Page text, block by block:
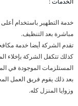
خدمة التطهير باستخدام
مباشرة بعد التنظيف.
تقدم الشركة أيضا خدمة
كذلك تتكفل الشركة بإخلاء
المستلزمات الموجودة في
بعد ذلك يقوم فريق العمل
وزوايا المنزل كله.